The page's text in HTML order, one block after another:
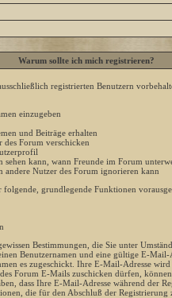
Warum sollte ich mich registrieren?
registrierten Benutzern
einzugeben
und Beiträge erhalten
des Forum verschicken
kann, wann Freunde im Forum
Nutzer des Forum ignorieren kann
grundlegende Funktionen
Bestimmungen, die Sie unter
Benutzernamen und eine gültige E-Mail-
es zugeschickt. Ihre E-Mail-Adresse
Forum E-Mails zuschicken dürfen,
dass Ihre E-Mail-Adresse während der
die für den Abschluß der Registrierung